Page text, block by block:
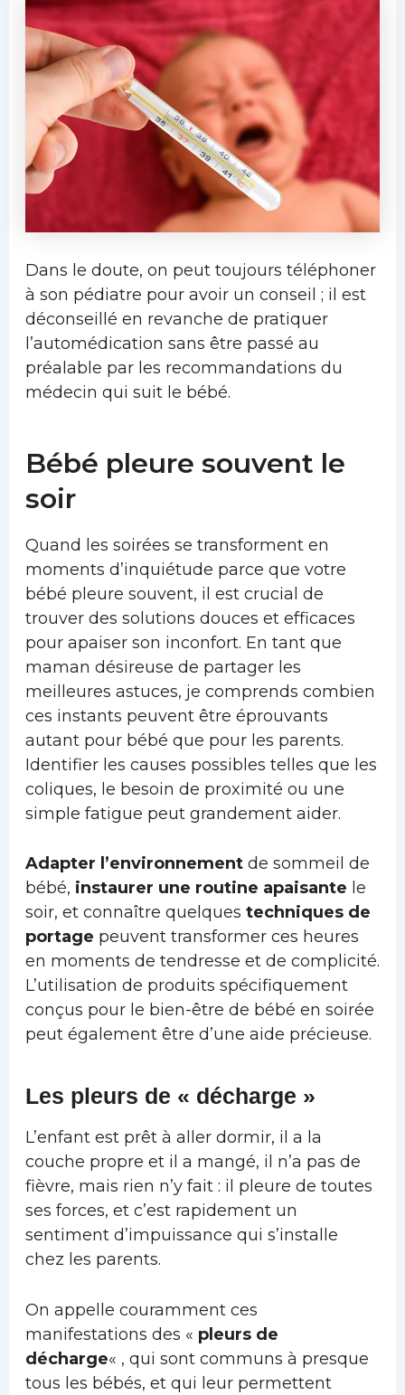
Dans le doute, on peut toujours téléphoner
à son pédiatre pour avoir un conseil ; il est
déconseillé en revanche de pratiquer
l’automédication sans être passé au
préalable par les recommandations du
médecin qui suit le bébé.
Bébé pleure souvent le
soir
Quand les soirées se transforment en
moments d’inquiétude parce que votre
bébé pleure souvent, il est crucial de
trouver des solutions douces et efficaces
pour apaiser son inconfort. En tant que
maman désireuse de partager les
meilleures astuces, je comprends combien
ces instants peuvent être éprouvants
autant pour bébé que pour les parents.
Identifier les causes possibles telles que les
coliques, le besoin de proximité ou une
simple fatigue peut grandement aider.
Adapter l’environnementde sommeil de
bébé, instaurer une routine apaisante le
soir, et connaître quelques techniques de
portage peuvent transformer ces heures
en moments de tendresse et de complicité.
L’utilisation de produits spécifiquement
conçus pour le bien-être de bébé en soirée
peut également être d’une aide précieuse.
Les pleurs de « décharge »
L’enfant est prêt à aller dormir, il a la
couche propre et il a mangé, il n’a pas de
fièvre, mais rien n’y fait : il pleure de toutes
ses forces, et c’est rapidement un
sentiment d’impuissance qui s’installe
chez les parents.
On appelle couramment ces
manifestations des « pleurs de
décharge« , qui sont communs à presque
tous les bébés, et qui leur permettent